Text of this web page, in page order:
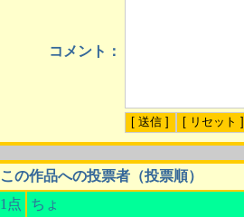
コメント：
この作品への投票者（投票順）
1点
ちょ